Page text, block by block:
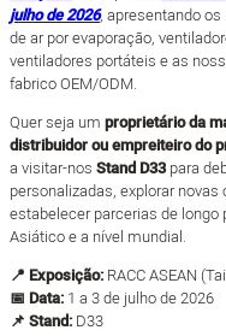
julho de 2026, apresentando
de ar por evaporação,
ventiladores portáteis e as
fabrico OEM/ODM.
Quer seja um proprietário da
distribuidor ou empreiteiro do
a visitar-nos Stand D33para
personalizadas, explorar
estabelecer parcerias de
Asiático e a nível mundial.
📍 Exposição:RACC ASEAN
📅 Data:1 a 3 de julho de 2026
📌 Stand:D33